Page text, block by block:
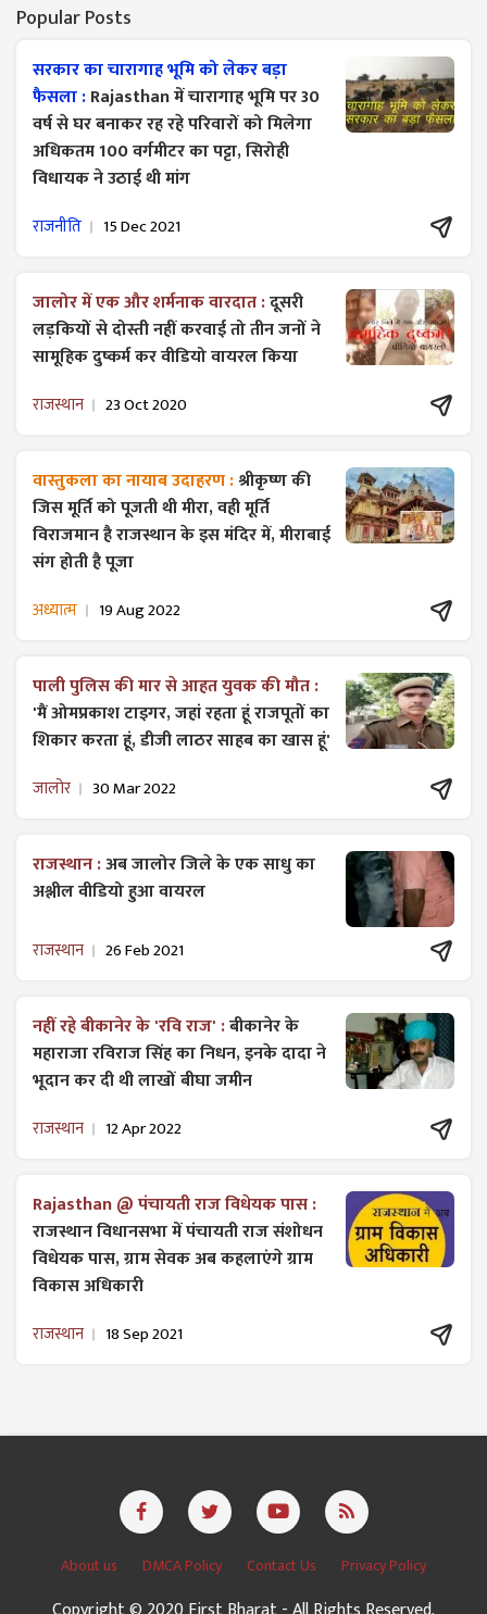
Popular Posts
सरकार का चारागाह भूमि को लेकर बड़ा
फैसला :Rajasthan में चारागाह भूमि पर 30
वर्ष से घर बनाकर रह रहे परिवारों को मिलेगा
अधिकतम 100 वर्गमीटर का पट्टा, सिरोही
विधायक ने उठाई थी मांग
राजनीति 15 Dec 2021
जालोर में एक और शर्मनाक वारदात :दूसरी
लड़कियों से दोस्ती नहीं करवाई तो तीन जनों ने
सामूहिक दुष्कर्म कर वीडियो वायरल किया
राजस्थान 23 Oct 2020
वास्तुकला का नायाब उदाहरण :श्रीकृष्ण की
जिस मूर्ति को पूजती थी मीरा, वही मूर्ति
विराजमान है राजस्थान के इस मंदिर में, मीराबाई
संग होती है पूजा
अध्यात्म 19 Aug 2022
पाली पुलिस की मार से आहत युवक की मौत :
'मैं ओमप्रकाश टाइगर, जहां रहता हूं राजपूतों का
शिकार करता हूं, डीजी लाठर साहब का खास हूं'
जालोर 30 Mar 2022
राजस्थान :अब जालोर जिले के एक साधु का
अश्लील वीडियो हुआ वायरल
राजस्थान 26 Feb 2021
नहीं रहे बीकानेर के 'रवि राज' :बीकानेर के
महाराजा रविराज सिंह का निधन, इनके दादा ने
भूदान कर दी थी लाखों बीघा जमीन
राजस्थान 12 Apr 2022
Rajasthan @ पंचायती राज विधेयक पास :
राजस्थान विधानसभा में पंचायती राज ​संशोधन
विधेयक पास, ग्राम सेवक अब कहलाएंगे ग्राम
विकास अधिकारी
राजस्थान 18 Sep 2021
About us DMCA Policy Contact Us Privacy Policy